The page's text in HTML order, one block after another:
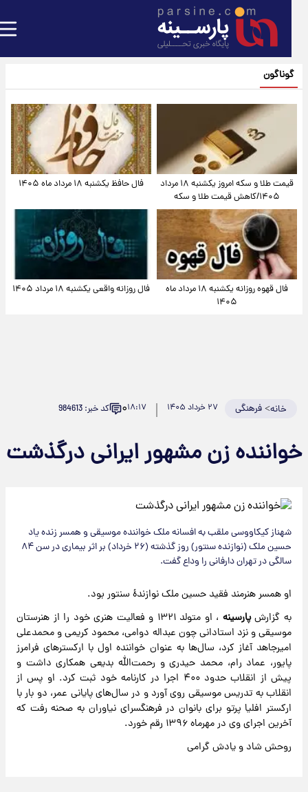
گوناگون
قیمت طلا و سکه امروز یکشنبه ۱۸ مرداد
۱۴۰۵/کاهش قیمت طلا و سکه
فال حافظ یکشنبه ۱۸ مرداد ماه ۱۴۰۵
فال قهوه روزانه یکشنبه ۱۸ مرداد ماه
۱۴۰۵
فال روزانه واقعی یکشنبه ۱۸ مرداد ۱۴۰۵
خانه>فرهنگی ۲۷ خرداد ۱۴۰۵ ۱۸:۱۷۰ کد خبر: 984613
زن مشهور ایرانی درگذشت
شهناز کیکاووسی ملقب به افسانه ملک خواننده موسیقی و همسر زنده یاد
حسین ملک (نوازنده سنتور) روز گذشته (۲۶ خرداد) بر اثر بیماری در سن ۸۴
سالگی در تهران دارفانی را وداع گفت.
او همسر هنرمند فقید حسین ملک نوازندهٔ سنتور بود.
به گزارشپارسینه
، او متولد ۱۳۲۱ و فعالیت هنری خود را از هنرستان
موسیقی و نزد استادانی چون عبداله دوامی، محمود کریمی و محمدعلی
امیرجاهد آغاز کرد، سال‌ها به عنوان خواننده اول با ارکسترهای فرامرز
پایور، عماد رام، محمد حیدری و رحمت‌الله بدیعی همکاری داشت و
پیش از انقلاب حدود ۴۰۰ اجرا در کارنامه خود ثبت کرد. او پس از
انقلاب به تدریس موسیقی روی آورد و در سال‌های پایانی عمر، دو بار با
ارکستر افلیا پرتو برای بانوان در فرهنگسرای نیاوران به صحنه رفت که
آخرین اجرای وی در مهرماه ۱۳۹۶ رقم خورد.
روحش شاد و یادش گرامی